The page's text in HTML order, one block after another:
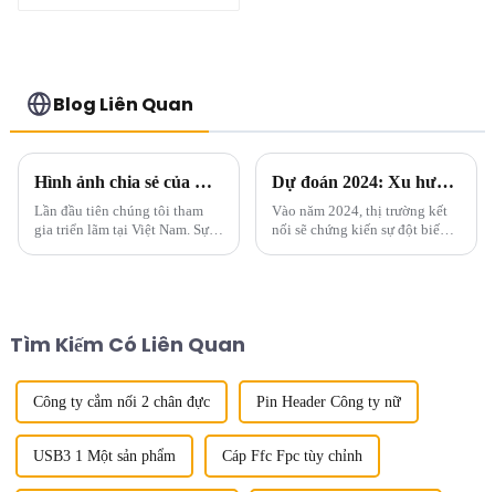
Blog Liên Quan
Hình ảnh chia sẻ của CEIT&ECPE tại Việt Nam
Lần đầu tiên chúng tôi tham
gia triển lãm tại Việt Nam. Sự
Dự đoán 2024: Xu hướng mới của thị trường đầu nối
Vào năm 2024, thị trường kết
nối sẽ chứng kiến ​​​​sự đột biến
Tìm Kiếm Có Liên Quan
Công ty cắm nối 2 chân đực Pin Header Công ty nữ
USB3 1 Một sản phẩm Cáp Ffc Fpc tùy chỉnh